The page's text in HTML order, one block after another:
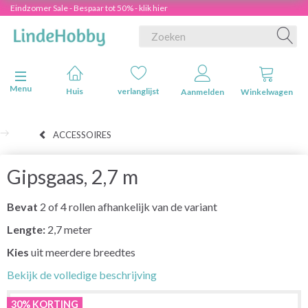
Eindzomer Sale - Bespaar tot 50% - klik hier
Navigatie in-/uitschakelen
Menu
Huis verlanglijst Aanmelden Winkelwagen
ACCESSOIRES
Gipsgaas, 2,7 m
Bevat 2 of 4 rollen afhankelijk van de variant
Lengte: 2,7 meter
Kies uit meerdere breedtes
Bekijk de volledige beschrijving
30% KORTING